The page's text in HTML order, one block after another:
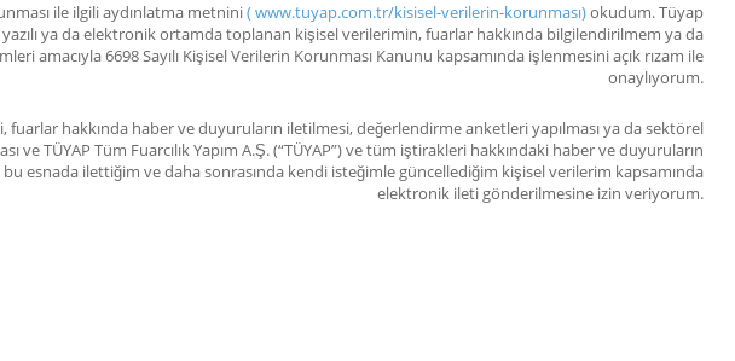
ile ilgili aydınlatma metnini( www.tuyap.com.tr/kisisel-verilerin-korunması)okudum. Tüyap
yazılı ya da elektronik ortamda toplanan kişisel verilerimin, fuarlar hakkında bilgilendirilmem ya da
amacıyla 6698 Sayılı Kişisel Verilerin Korunması Kanunu kapsamında işlenmesini açık rızam ile
onaylıyorum.
hakkında haber ve duyuruların iletilmesi, değerlendirme anketleri yapılması ya da sektörel
ve TÜYAP Tüm Fuarcılık Yapım A.Ş. (“TÜYAP”) ve tüm iştirakleri hakkındaki haber ve duyuruların
bu esnada ilettiğim ve daha sonrasında kendi isteğimle güncellediğim kişisel verilerim kapsamında
elektronik ileti gönderilmesine izin veriyorum.